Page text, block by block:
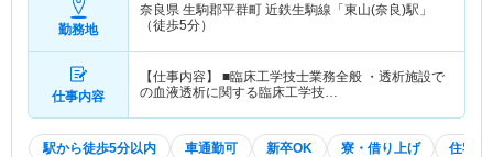
勤務地
奈良県 生駒郡平群町 近鉄生駒線「東山(奈良)駅」
（徒歩5分）
仕事内容
【仕事内容】 ■臨床工学技士業務全般 ・透析施設で
の血液透析に関する臨床工学技…
駅から徒歩5分以内 車通勤可 新卒OK 寮・借り上げ 住宅手